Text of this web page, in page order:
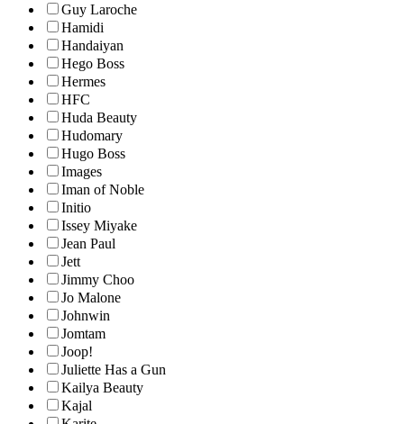
Guy Laroche
Hamidi
Handaiyan
Hego Boss
Hermes
HFC
Huda Beauty
Hudomary
Hugo Boss
Images
Iman of Noble
Initio
Issey Miyake
Jean Paul
Jett
Jimmy Choo
Jo Malone
Johnwin
Jomtam
Joop!
Juliette Has a Gun
Kailya Beauty
Kajal